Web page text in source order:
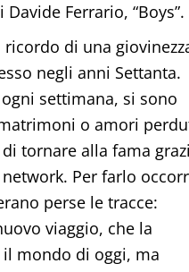
Ferrario, “Boys”.
di una
negli anni Settanta.
settimana, si sono
o amori
tornare alla fama
Per farlo
perse le tracce:
viaggio, che la
mondo di oggi, ma